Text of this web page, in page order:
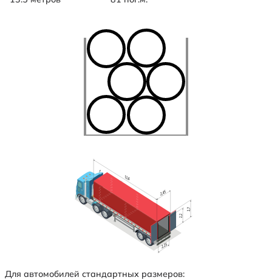
Для автомобилей стандартных размеров: